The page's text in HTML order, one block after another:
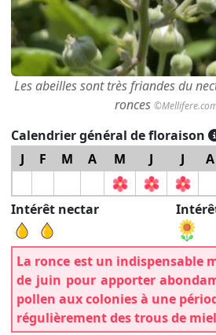
Les abeilles sont très friandes du
ronces
Calendrier général de floraison
J
F M A M J J A
Intérêt nectar
La ronce est un indispensable
de juin pour apporter
pollen aux colonies à une
régulièrement des trous de